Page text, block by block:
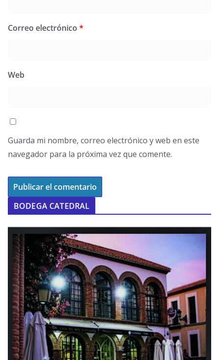
Correo electrónico *
Web
Guarda mi nombre, correo electrónico y web en este
navegador para la próxima vez que comente.
BODEGA CATEDRAL